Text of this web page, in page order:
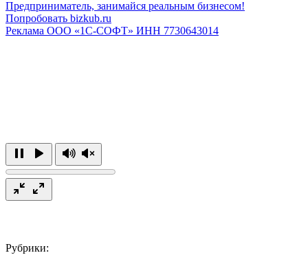
Предприниматель, занимайся реальным бизнесом!
Попробовать bizkub.ru
Реклама ООО «1С-СОФТ» ИНН 7730643014
Рубрики: